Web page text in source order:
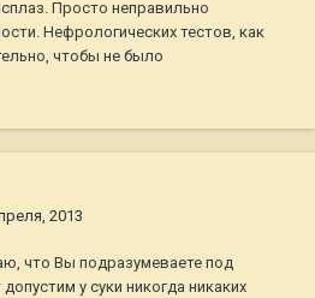
Просто неправильно
Нефрологических тестов, как
чтобы не было
2013
что Вы подразумеваете под
у суки никогда никаких